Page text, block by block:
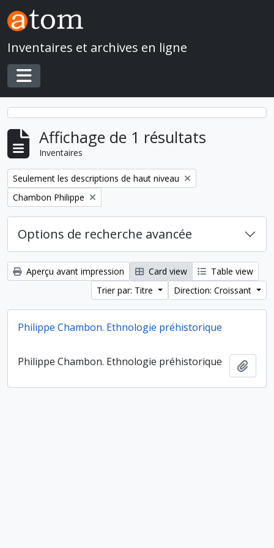
Skip to main content
Inventaires et archives en ligne
Toggle navigation
Affichage de 1 résultats
Inventaires
Remove filter:
Seulement les descriptions de haut niveau
Remove filter:
Chambon Philippe
Options de recherche avancée
Aperçu avant impression Card view
Table view
Trier par: Titre
Direction: Croissant
Philippe Chambon. Ethnologie préhistorique
Philippe Chambon. Ethnologie préhistorique